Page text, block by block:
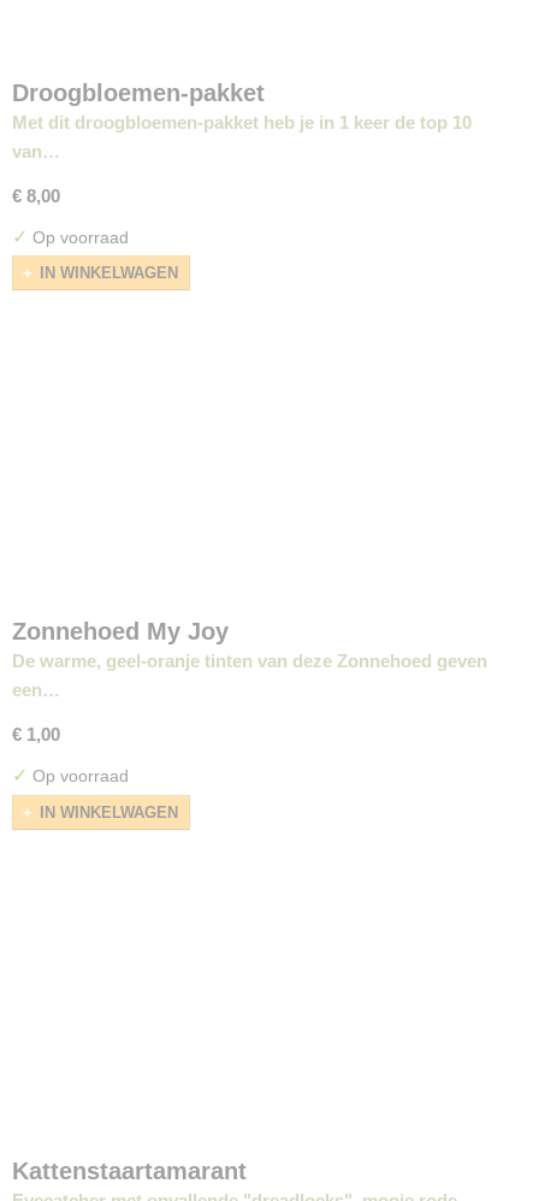
Droogbloemen-pakket
Met dit droogbloemen-pakket heb je in 1 keer de top 10
van…
€ 8,00
✓ Op voorraad
IN WINKELWAGEN
Zonnehoed My Joy
De warme, geel-oranje tinten van deze Zonnehoed geven
een…
€ 1,00
✓ Op voorraad
IN WINKELWAGEN
Kattenstaartamarant